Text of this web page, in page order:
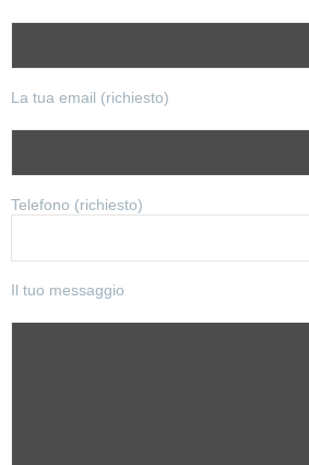
La tua email (richiesto)
Telefono (richiesto)
Il tuo messaggio